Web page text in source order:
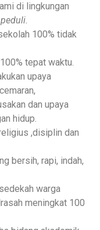
di lingkungan
100% tidak
tepat waktu.
upaya
dan upaya
hidup.
,disiplin dan
bersih, rapi, indah,
warga
meningkat 100